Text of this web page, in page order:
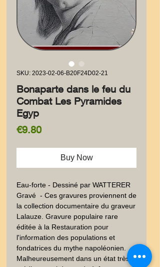
SKU: 2023-02-06-B20F24D02-21
Bonaparte dans le feu du
Combat Les Pyramides
Egyp
€9.80Price
Buy Now
Eau-forte - Dessiné par WATTERER
Gravé  - Ces gravures proviennent de
la collection documentaire du graveur
Lalauze. Gravure populaire rare
éditée à la Restauration pour
l'information des populations et
fondatrices du mythe napoléonien.
Malheureusement dans un état très